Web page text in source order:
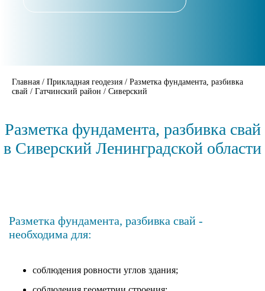
Главная / Прикладная геодезия / Разметка фундамента, разбивка
свай / Гатчинский район / Сиверский
Разметка фундамента, разбивка свай
в Сиверский Ленинградской области
Разметка фундамента, разбивка свай -
необходима для:
соблюдения ровности углов здания;